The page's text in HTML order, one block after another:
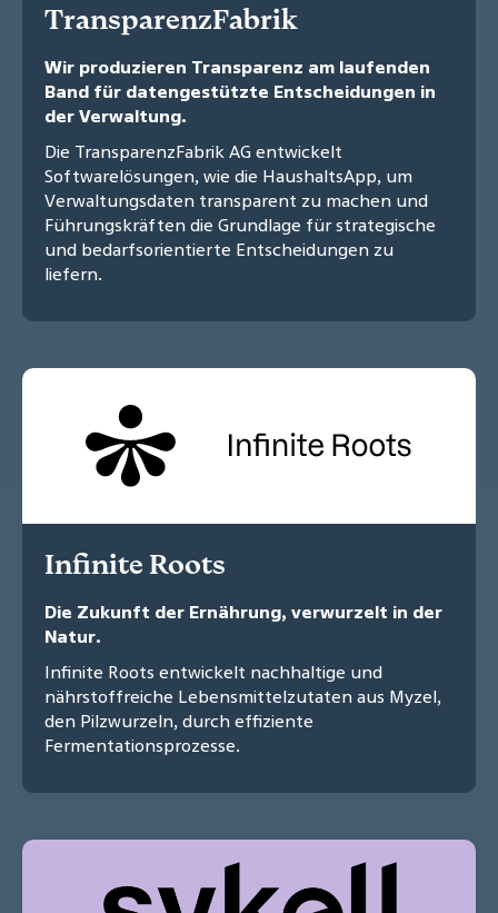
TransparenzFabrik
Wir produzieren Transparenz am laufenden
Band für datengestützte Entscheidungen in
der Verwaltung.
Die TransparenzFabrik AG entwickelt
Softwarelösungen, wie die HaushaltsApp, um
Verwaltungsdaten transparent zu machen und
Führungskräften die Grundlage für strategische
und bedarfsorientierte Entscheidungen zu
liefern.
Infinite Roots
Die Zukunft der Ernährung, verwurzelt in der
Natur.
Infinite Roots entwickelt nachhaltige und
nährstoffreiche Lebensmittelzutaten aus Myzel,
den Pilzwurzeln, durch effiziente
Fermentationsprozesse.